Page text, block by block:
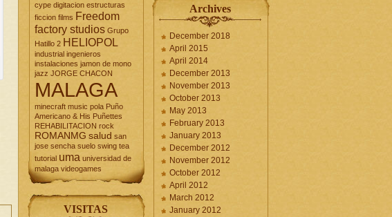
cype digitacion estructuras
ficcion films Freedom
factory studios Grupo
Hatillo 2 HELIOPOL
industrial ingenieros
instalaciones jamon de mono
jazz JORGE CHACON
MALAGA
minecraft music pola Puño
Americano & His Puñettes
REHABILITACION rock
ROMANMG salud san
jose sencha suelo swing tea
tutorial uma universidad de
malaga videogames
VISITAS
Archives
December 2018
April 2015
April 2014
December 2013
November 2013
October 2013
May 2013
February 2013
January 2013
December 2012
November 2012
October 2012
April 2012
March 2012
January 2012